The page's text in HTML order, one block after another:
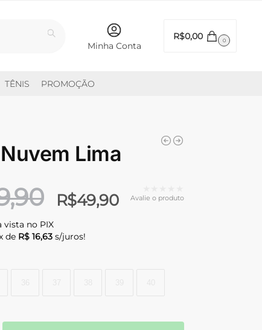
Minha Conta
R$0,00 0
TÊNIS PROMOÇÃO
Lima
R$49,90 Avalie o produto
vista no PIX
de R$ 16,63 s/juros!